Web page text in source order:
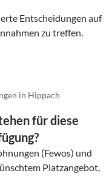
Entscheidungen auf
zu treffen.
in Hippach
für diese
(Fewos) und
Platzangebot,